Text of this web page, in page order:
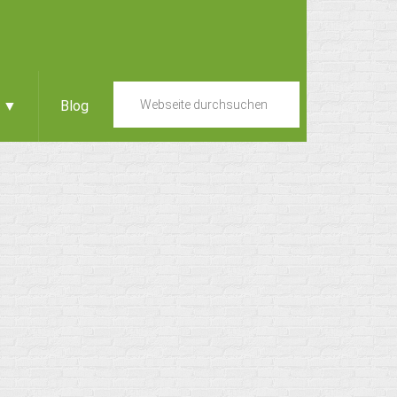
▼ Blog